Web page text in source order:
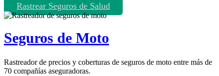
Rastrear Seguros de Salud
Seguros de Moto
Rastreador de precios y coberturas de seguros de moto entre más de
70 compañías aseguradoras.